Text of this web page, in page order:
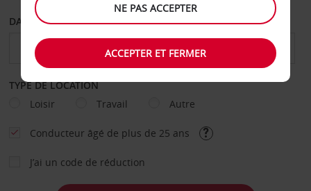
DATE DE DÉPART DATE DE RETOUR
TYPE DE LOCATION
Loisir
Travail Autre
Conducteur âgé de plus de 25 ans
J’ai un code de réduction
NE PAS ACCEPTER
ACCEPTER ET FERMER